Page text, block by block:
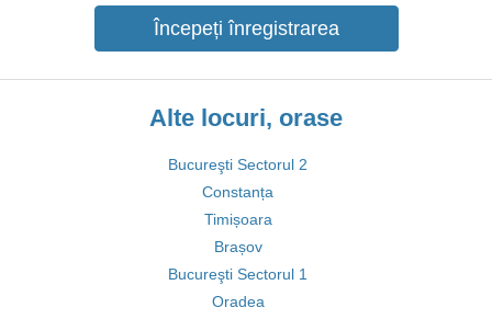
Începeți înregistrarea
Alte locuri, orase
Bucureşti Sectorul 2
Constanța
Timișoara
Brașov
Bucureşti Sectorul 1
Oradea